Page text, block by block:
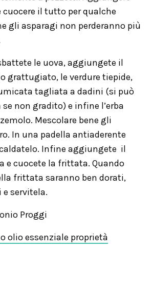
cuocere il tutto per qualche
gli asparagi non perderanno più
le uova, aggiungete il
grattugiato, le verdure tiepide,
tagliata a dadini (si può
non gradito) e infine l’erba
Mescolare bene gli
In una padella antiaderente
Infine aggiungete il
e cuocete la frittata. Quando
frittata saranno ben dorati,
servitela.
Proggi
olio essenziale proprietà